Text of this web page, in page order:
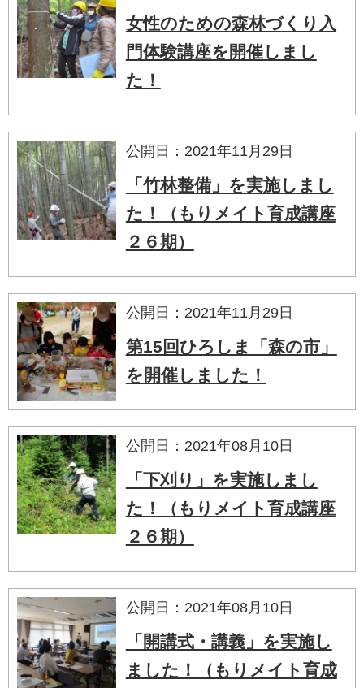
女性のための森林づくり入
門体験講座を開催しまし
た！
公開日：2021年11月29日
「竹林整備」を実施しまし
た！（もりメイト育成講座
２６期）
公開日：2021年11月29日
第15回ひろしま「森の市」
を開催しました！
公開日：2021年08月10日
「下刈り」を実施しまし
た！（もりメイト育成講座
２６期）
公開日：2021年08月10日
「開講式・講義」を実施し
ました！（もりメイト育成